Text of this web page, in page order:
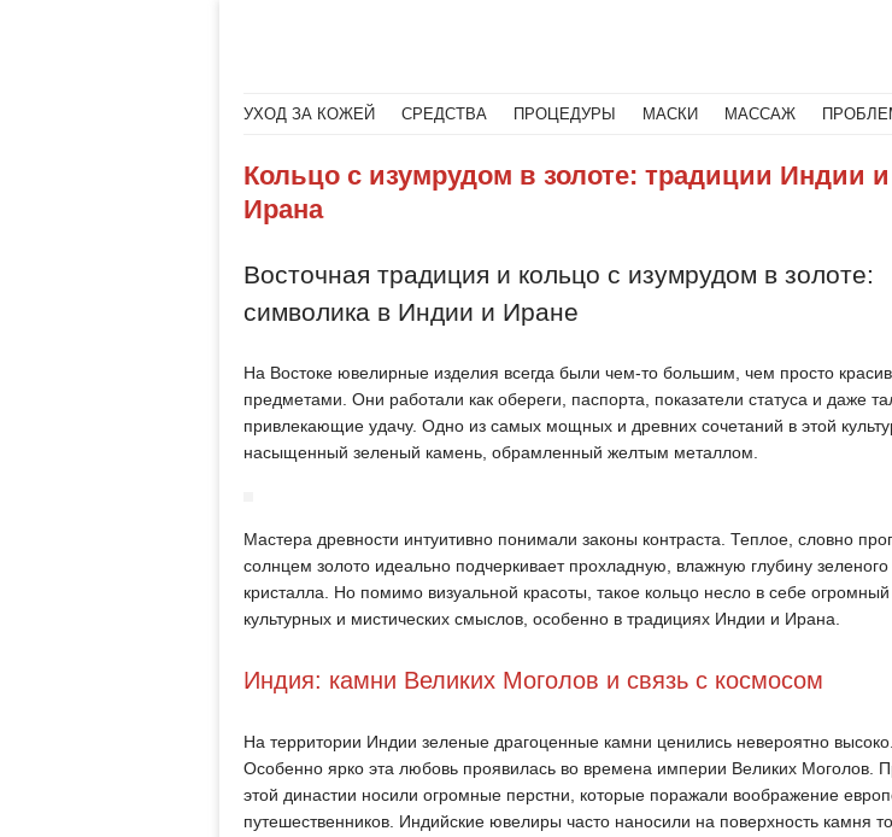
УХОД ЗА КОЖЕЙ СРЕДСТВА ПРОЦЕДУРЫ МАСКИ МАССАЖ
Кольцо с изумрудом в золоте: традиции Индии и
Ирана
Восточная традиция и кольцо с изумрудом в золоте:
символика в Индии и Иране
На Востоке ювелирные изделия всегда были чем-то большим, чем просто
предметами. Они работали как обереги, паспорта, показатели статуса и даже
привлекающие удачу. Одно из самых мощных и древних сочетаний в этой
насыщенный зеленый камень, обрамленный желтым металлом.
Мастера древности интуитивно понимали законы контраста. Теплое, словно
солнцем золото идеально подчеркивает прохладную, влажную глубину зеленого
кристалла. Но помимо визуальной красоты, такое кольцо несло в себе огромный
культурных и мистических смыслов, особенно в традициях Индии и Ирана.
Индия: камни Великих Моголов и связь с космосом
На территории Индии зеленые драгоценные камни ценились невероятно высоко.
Особенно ярко эта любовь проявилась во времена империи Великих Моголов.
этой династии носили огромные перстни, которые поражали воображение
путешественников. Индийские ювелиры часто наносили на поверхность камня